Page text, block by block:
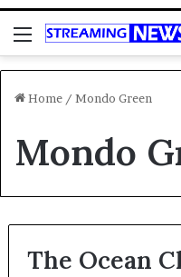
Menu
Home / Mondo Green
Mondo
The Ocean